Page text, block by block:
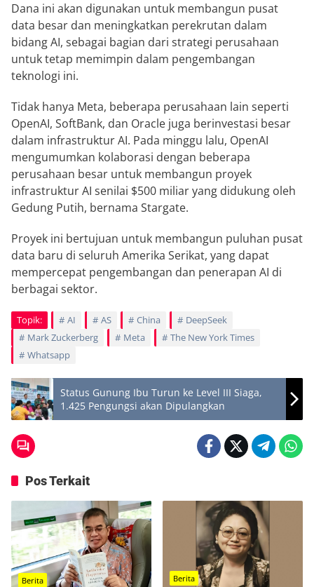
Dana ini akan digunakan untuk membangun pusat
data besar dan meningkatkan perekrutan dalam
bidang AI, sebagai bagian dari strategi perusahaan
untuk tetap memimpin dalam pengembangan
teknologi ini.
Tidak hanya Meta, beberapa perusahaan lain seperti
OpenAI, SoftBank, dan Oracle juga berinvestasi besar
dalam infrastruktur AI. Pada minggu lalu, OpenAI
mengumumkan kolaborasi dengan beberapa
perusahaan besar untuk membangun proyek
infrastruktur AI senilai $500 miliar yang didukung oleh
Gedung Putih, bernama Stargate.
Proyek ini bertujuan untuk membangun puluhan pusat
data baru di seluruh Amerika Serikat, yang dapat
mempercepat pengembangan dan penerapan AI di
berbagai sektor.
Topik: AI AS China
DeepSeek
Mark Zuckerberg
Meta
The New York Times
Whatsapp
Status Gunung Ibu Turun ke Level III Siaga,
1.425 Pengungsi akan Dipulangkan
Pos Terkait
Berita Berita